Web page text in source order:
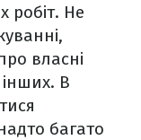
робіт. Не
власні
В
багато